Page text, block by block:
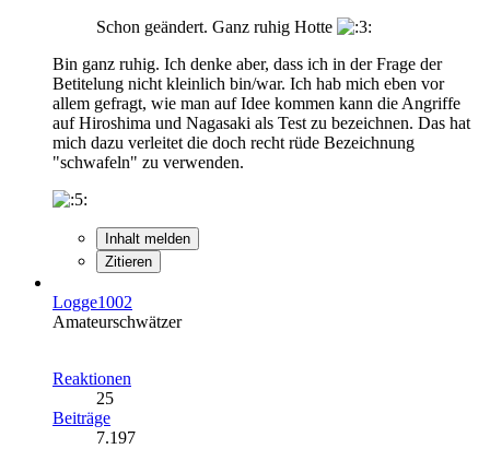
Schon geändert. Ganz ruhig Hotte
Bin ganz ruhig. Ich denke aber, dass ich in der Frage der
Betitelung nicht kleinlich bin/war. Ich hab mich eben vor
allem gefragt, wie man auf Idee kommen kann die Angriffe
auf Hiroshima und Nagasaki als Test zu bezeichnen. Das hat
mich dazu verleitet die doch recht rüde Bezeichnung
"schwafeln" zu verwenden.
Inhalt melden
Zitieren
Logge1002
Amateurschwätzer
Reaktionen
25
Beiträge
7.197